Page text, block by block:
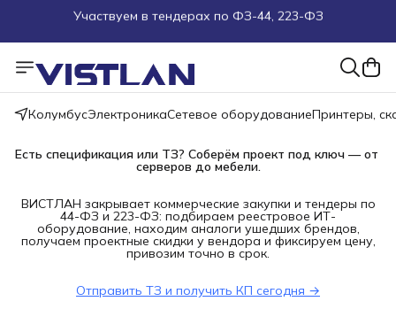
Пуско-наладочные работы
Пришлите запрос на e-mail или в чат
Более 100 000 позиций в наличии и под заказ
КолумбусЭлектроникаСетевое оборудованиеПринтеры,
Есть спецификация или ТЗ? Соберём проект под ключ — от
серверов до мебели.
ВИСТЛАН закрывает коммерческие закупки и тендеры по
44-ФЗ и 223-ФЗ: подбираем реестровое ИТ-
оборудование, находим аналоги ушедших брендов,
получаем проектные скидки у вендора и фиксируем цену,
привозим точно в срок.
Отправить ТЗ и получить КП сегодня →